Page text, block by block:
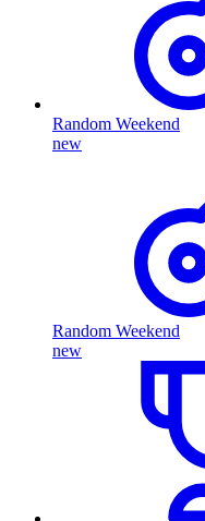
Random Weekend
new
Random Weekend
new